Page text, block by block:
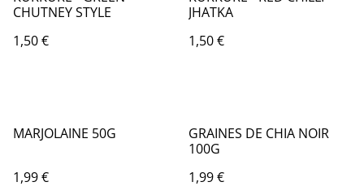
CHUTNEY STYLE
1,50 €
JHATKA
1,50 €
MARJOLAINE 50G
1,99 €
GRAINES DE CHIA NOIR
100G
1,99 €